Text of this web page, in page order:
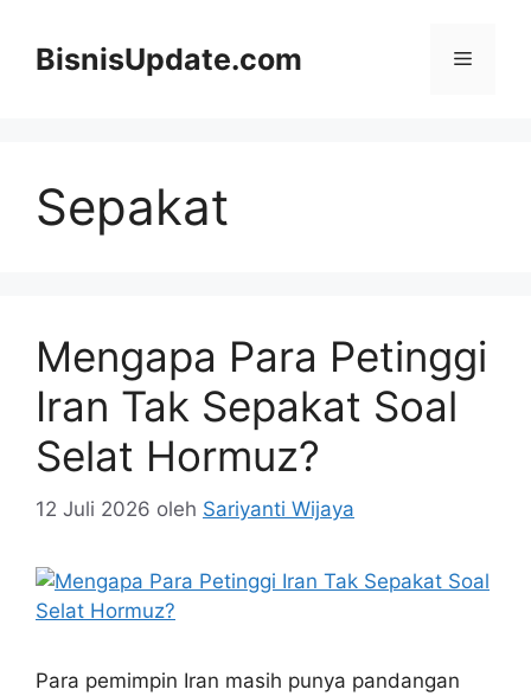
BisnisUpdate.com Menu
Sepakat
Mengapa Para Petinggi
Iran Tak Sepakat Soal
Selat Hormuz?
12 Juli 2026 oleh Sariyanti Wijaya
Para pemimpin Iran masih punya pandangan